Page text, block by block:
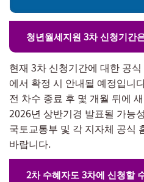
청년월세지원 3차 신청기간
현재 3차 신청기간에 대한 공
에서 확정 시 안내될 예정입니
전 차수 종료 후 몇 개월 뒤에
2026년 상반기경 발표될 가능
국토교통부 및 각 지자체 공식
바랍니다.
2차 수혜자도 3차에 신청할